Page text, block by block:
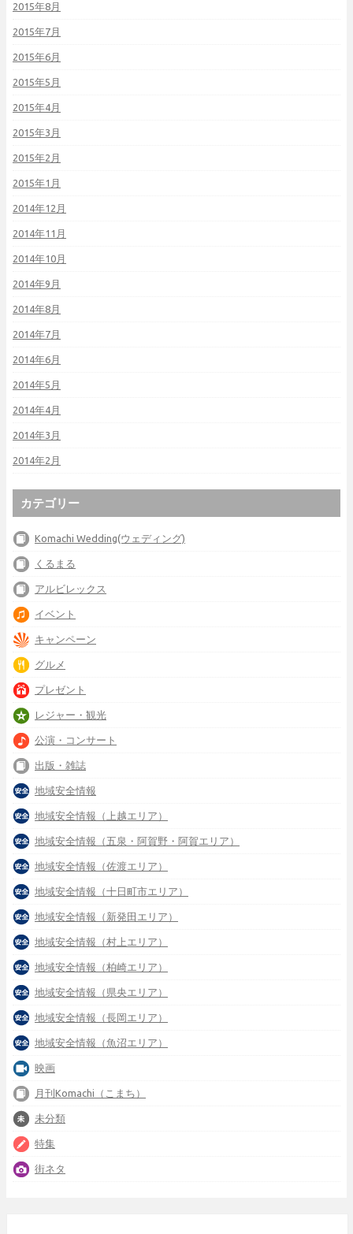
2015年8月
2015年7月
2015年6月
2015年5月
2015年4月
2015年3月
2015年2月
2015年1月
2014年12月
2014年11月
2014年10月
2014年9月
2014年8月
2014年7月
2014年6月
2014年5月
2014年4月
2014年3月
2014年2月
カテゴリー
Komachi Wedding(ウェディング)
くるまる
アルビレックス
イベント
キャンペーン
グルメ
プレゼント
レジャー・観光
公演・コンサート
出版・雑誌
地域安全情報
地域安全情報（上越エリア）
地域安全情報（五泉・阿賀野・阿賀エリア）
地域安全情報（佐渡エリア）
地域安全情報（十日町市エリア）
地域安全情報（新発田エリア）
地域安全情報（村上エリア）
地域安全情報（柏崎エリア）
地域安全情報（県央エリア）
地域安全情報（長岡エリア）
地域安全情報（魚沼エリア）
映画
月刊Komachi（こまち）
未分類
特集
街ネタ